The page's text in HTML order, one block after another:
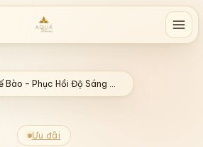
Thanh Lọc Tế Bào – Phục Hồi Độ Sáng Tự Nhiên Chỉ Với 850K
Ưu đãi